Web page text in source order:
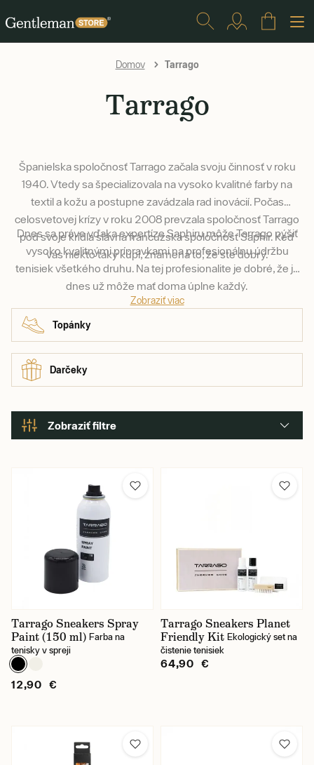
Domov Tarrago
Tarrago
Španielska spoločnosť Tarrago začala svoju činnosť v roku
1940. Vtedy sa špecializovala na vysoko kvalitné farby na
textil a kožu a postupne zavádzala rad inovácií. Počas
celosvetovej krízy v roku 2008 prevzala spoločnosť Tarrago
pod svoje krídla slávna francúzska spoločnosť Saphir. Keď
vás niekto taký kúpi, znamená to, že ste dobrý.
Dnes sa práve vďaka expertíze Saphiru môže Tarrago pýšiť
vysoko kvalitnými prípravkami na profesionálnu údržbu
tenisiek všetkého druhu. Na tej profesionalite je dobré, že ju
dnes už môže mať doma úplne každý.
Zobraziť viac
Topánky
Darčeky
Zobraziť filtre
Tarrago Sneakers Spray
Paint (150 ml) Farba na
tenisky v spreji
12,90 €
Tarrago Sneakers Planet
Friendly Kit Ekologický set na
čistenie tenisiek
64,90 €